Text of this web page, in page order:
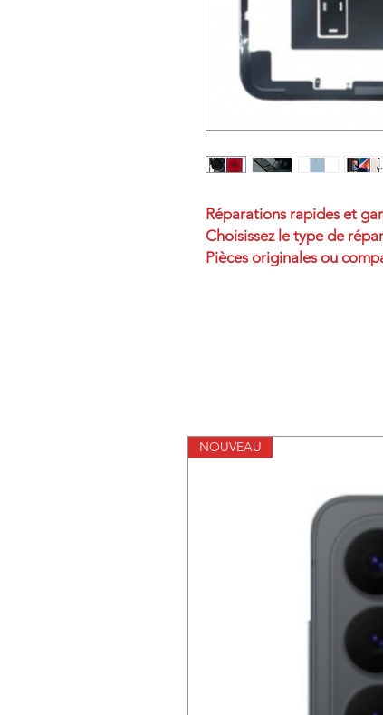
Réparations rapides et
Choisissez le type de
Pièces originales ou
NOUVEAU